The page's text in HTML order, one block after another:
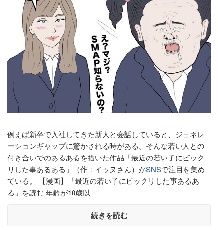
例えば新卒で入社してきた新人と会話していると、ジェネレ
ーションギャップに驚かされる時がある。そんな若い人との
付き合いでのあるあるを描いた作品「最近の若い子にビック
リした事あるある」（作：イッヌさん）がSNSで注目を集め
ている。 【漫画】「最近の若い子にビックリした事あるあ
る」を読む 年齢が10歳以
続きを読む